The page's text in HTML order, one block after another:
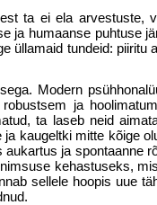
ta ei ela arvestuste,
ja humaanse puhtuse
üllamaid tundeid: piiritu
Modern
ja
ta laseb neid
kaugeltki mitte kõige
ja spontaanne
kehastuseks,
sellele hoopis uue